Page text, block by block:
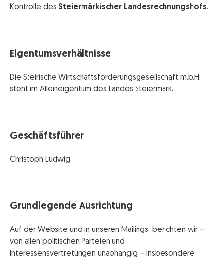
Kontrolle des Steiermärkischer Landesrechnungshofs.
Eigentumsverhältnisse
Die Steirische Wirtschaftsförderungsgesellschaft m.b.H.
steht im Alleineigentum des Landes Steiermark.
Geschäftsführer
Christoph Ludwig
Grundlegende Ausrichtung
Auf der Website und in unseren Mailings berichten wir –
von allen politischen Parteien und
Interessensvertretungen unabhängig – insbesondere